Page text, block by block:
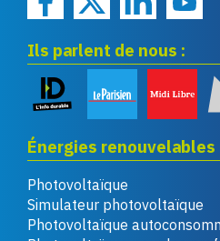
Ils parlent de nous :
Énergies renouvelables
Photovoltaïque
Simulateur photovoltaïque
Photovoltaïque